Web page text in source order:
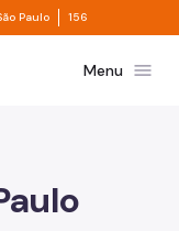
à informação
Paulo Divisor de
156
Menu menu